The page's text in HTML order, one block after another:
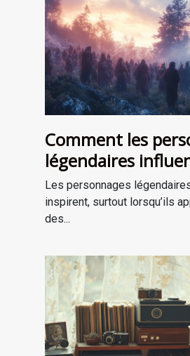
Comment les
légendaires
les récits de survie
Les personnages
inspirent, surtout lorsqu’ils
des...